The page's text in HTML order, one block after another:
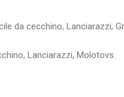
da cecchino, Lanciarazzi,
Lanciarazzi, Molotovs.